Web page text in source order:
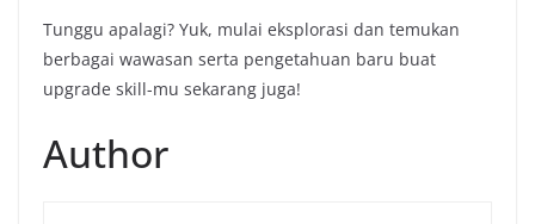
Tunggu apalagi? Yuk, mulai eksplorasi dan temukan
berbagai wawasan serta pengetahuan baru buat
upgrade skill-mu sekarang juga!
Author